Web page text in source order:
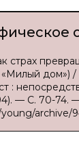
страх
дом»)
:
— С. 70-74.
archive/